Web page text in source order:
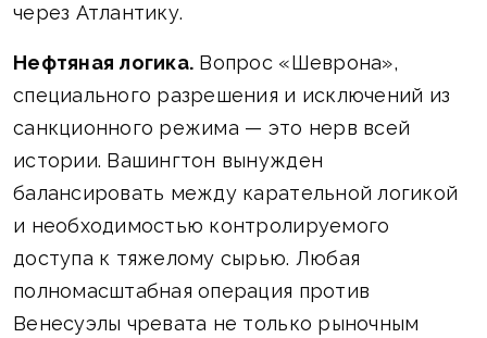
через Атлантику.
Нефтяная логика. Вопрос «Шеврона»,
специального разрешения и исключений из
санкционного режима — это нерв всей
истории. Вашингтон вынужден
балансировать между карательной логикой
и необходимостью контролируемого
доступа к тяжелому сырью. Любая
полномасштабная операция против
Венесуэлы чревата не только рыночным